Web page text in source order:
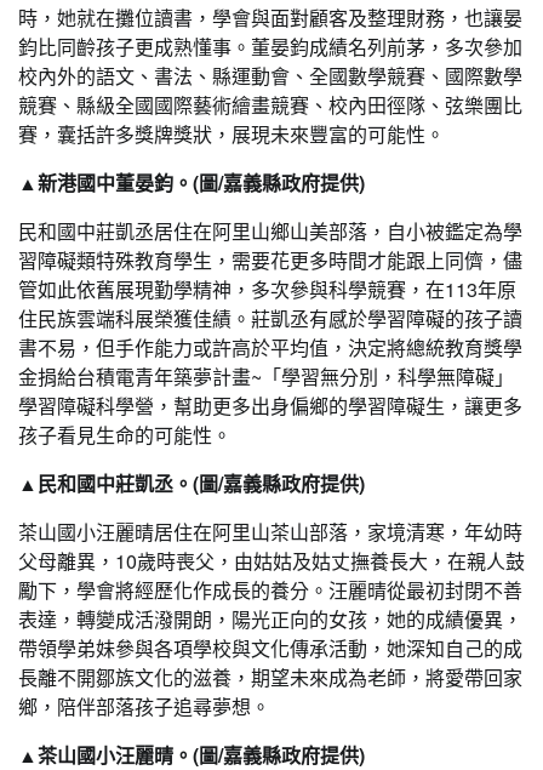
時，她就在攤位讀書，學會與面對顧客及整理財務，也讓晏
鈞比同齡孩子更成熟懂事。董晏鈞成績名列前茅，多次參加
校內外的語文、書法、縣運動會、全國數學競賽、國際數學
競賽、縣級全國國際藝術繪畫競賽、校內田徑隊、弦樂團比
賽，囊括許多獎牌獎狀，展現未來豐富的可能性。
▲新港國中董晏鈞。(圖/嘉義縣政府提供)
民和國中莊凱丞居住在阿里山鄉山美部落，自小被鑑定為學
習障礙類特殊教育學生，需要花更多時間才能跟上同儕，儘
管如此依舊展現勤學精神，多次參與科學競賽，在113年原
住民族雲端科展榮獲佳績。莊凱丞有感於學習障礙的孩子讀
書不易，但手作能力或許高於平均值，決定將總統教育獎學
金捐給台積電青年築夢計畫~「學習無分別，科學無障礙」
學習障礙科學營，幫助更多出身偏鄉的學習障礙生，讓更多
孩子看見生命的可能性。
▲民和國中莊凱丞。(圖/嘉義縣政府提供)
茶山國小汪麗晴居住在阿里山茶山部落，家境清寒，年幼時
父母離異，10歲時喪父，由姑姑及姑丈撫養長大，在親人鼓
勵下，學會將經歷化作成長的養分。汪麗晴從最初封閉不善
表達，轉變成活潑開朗，陽光正向的女孩，她的成績優異，
帶領學弟妹參與各項學校與文化傳承活動，她深知自己的成
長離不開鄒族文化的滋養，期望未來成為老師，將愛帶回家
鄉，陪伴部落孩子追尋夢想。
▲茶山國小汪麗晴。(圖/嘉義縣政府提供)